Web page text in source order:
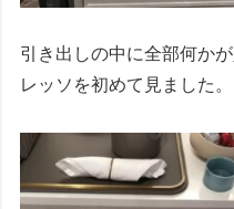
引き出しの中に全部何か
レッソを初めて見ました。